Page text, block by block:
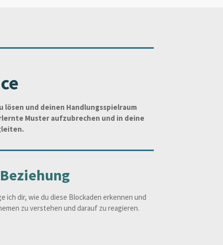
und deinen Handlungsspielraum
Muster aufzubrechen und in deine
ich dir, wie du diese Blockaden erkennen und
zu verstehen und darauf zu reagieren.